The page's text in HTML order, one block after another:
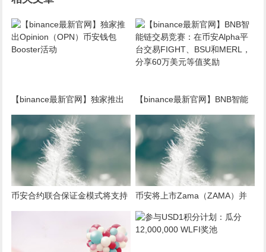
【binance最新官网】独家推出
Opinion（OPN）币安钱包
Booster活动
【binance最新官网】BNB智能
链交易竞赛：在币安Alpha平台
交易FIGHT、BSU和MERL，分
享60万美元等值奖励
币安合约联合保证金模式将支持
币安将上市Zama（ZAMA）并
为其添加种子标签